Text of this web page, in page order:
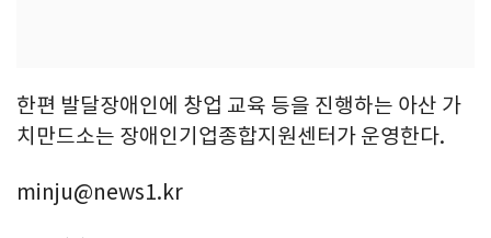
한편 발달장애인에 창업 교육 등을 진행하는 아산 가
치만드소는 장애인기업종합지원센터가 운영한다.
minju@news1.kr